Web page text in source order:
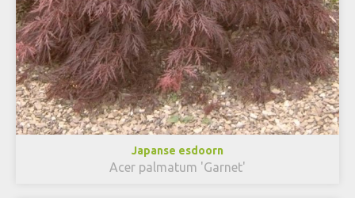
Japanse esdoorn
Acer palmatum 'Garnet'